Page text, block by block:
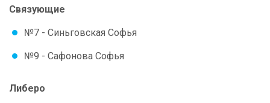
Связующие
№7 - Синьговская Софья
№9 - Сафонова Софья
Либеро